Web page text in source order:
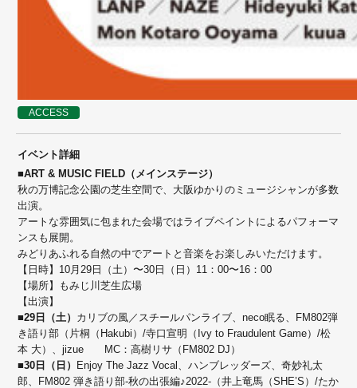
ACCESS
イベント詳細
■ART & MUSIC FIELD（メインステージ）
秋の万博記念公園の芝生空間で、大阪ゆかりのミュージシャンが多数
出演。
アートな雰囲気に包まれた会場ではライブペイントによるパフォーマ
ンスも展開。
みどりあふれる自然の中でアートと音楽をお楽しみいただけます。
【日時】10月29日（土）〜30日（日）11：00〜16：00
【場所】もみじ川芝生広場
【出演】
■29日（土） カリブの風／スチールパンライブ、neco眠る、FM802弾
き語り部（片桐（Hakubi）/寺口宣明（Ivy to Fraudulent Game）/松
本 大）、jizue MC：高樹リサ（FM802 DJ）
■30日（日）
Enjoy The Jazz Vocal、ハンブレッダーズ、奇妙礼太
郎、FM802 弾き語り部-秋の出張編♪2022-（井上竜馬（SHE’S）/たか